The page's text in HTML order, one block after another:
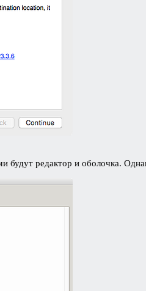
будут редактор и оболочка.